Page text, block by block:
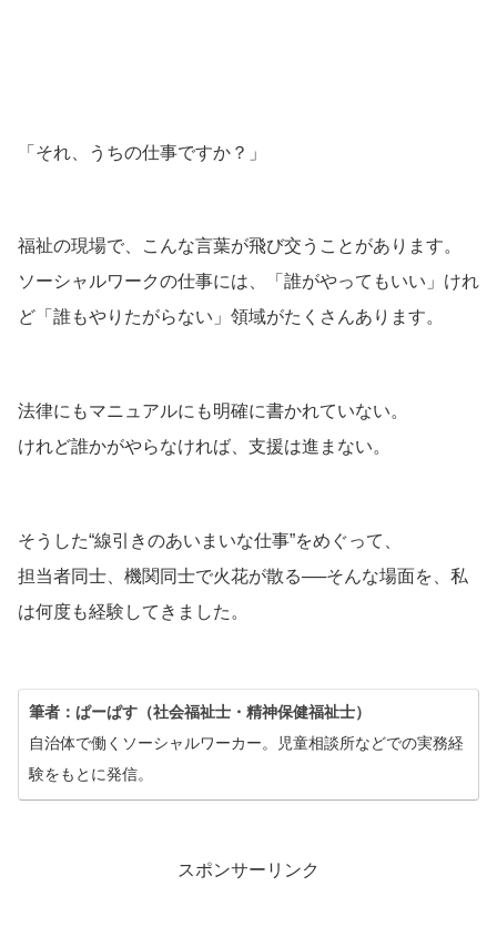
「それ、うちの仕事ですか？」
福祉の現場で、こんな言葉が飛び交うことがあります。
ソーシャルワークの仕事には、「誰がやってもいい」けれ
ど「誰もやりたがらない」領域がたくさんあります。
法律にもマニュアルにも明確に書かれていない。
けれど誰かがやらなければ、支援は進まない。
そうした“線引きのあいまいな仕事”をめぐって、
担当者同士、機関同士で火花が散る──そんな場面を、私
は何度も経験してきました。
筆者：ぱーぱす（社会福祉士・精神保健福祉士）
自治体で働くソーシャルワーカー。児童相談所などでの実務経
験をもとに発信。
スポンサーリンク